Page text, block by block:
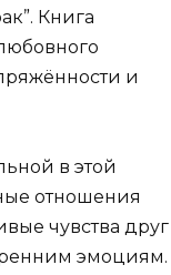
Книга
и
в этой
отношения
чувства друг
эмоциям.